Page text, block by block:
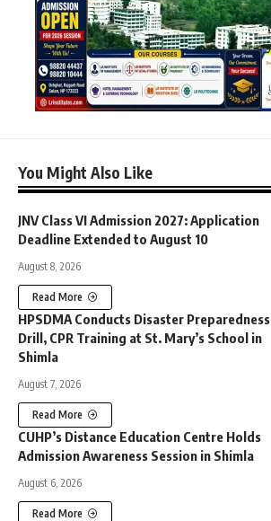
You Might Also Like
JNV Class VI Admission 2027: Application
Deadline Extended to August 10
August 8, 2026
Read More
HPSDMA Conducts Disaster Preparedness
Drill, CPR Training at St. Mary’s School in
Shimla
August 7, 2026
Read More
CUHP’s Distance Education Centre Holds
Admission Awareness Session in Shimla
August 6, 2026
Read More